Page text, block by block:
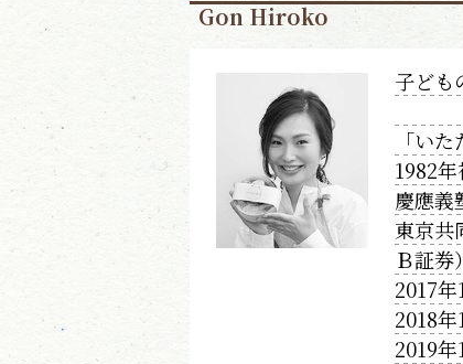
Gon Hiroko
子ども
「い
1982年
慶應義
東京共
Ｂ証券
2017
2018
2019